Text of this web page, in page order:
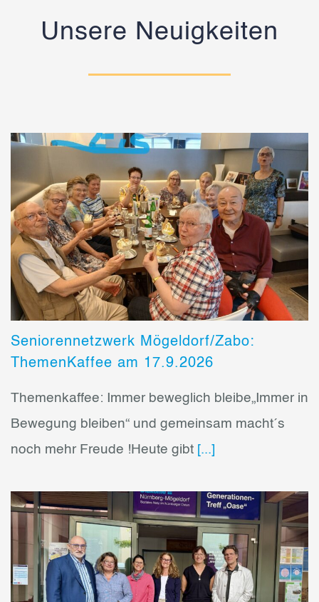
Unsere Neuigkeiten
Seniorennetzwerk Mögeldorf/Zabo:
ThemenKaffee am 17.9.2026
Themenkaffee: Immer beweglich bleibe„Immer in
Bewegung bleiben“ und gemeinsam macht´s
noch mehr Freude !Heute gibt [...]